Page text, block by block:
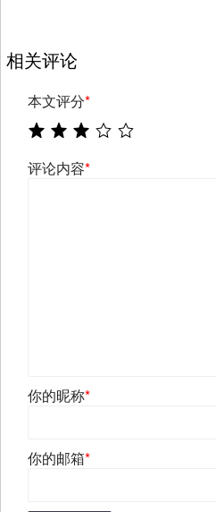
相关评论
本文评分*
评论内容*
你的昵称*
你的邮箱*